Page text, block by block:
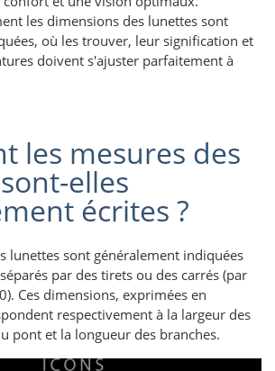
les dimensions des lunettes sont
où les trouver, leur signification et
doivent s'ajuster parfaitement à
les mesures des
elles
écrites ?
lunettes sont généralement indiquées
par des tirets ou des carrés (par
Ces dimensions, exprimées en
respectivement à la largeur des
pont et la longueur des branches.